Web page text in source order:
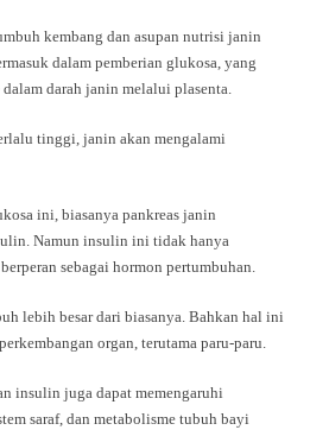
kembang dan asupan nutrisi janin
dalam pemberian glukosa, yang
darah janin melalui plasenta.
tinggi, janin akan mengalami
ini, biasanya pankreas janin
Namun insulin ini tidak hanya
sebagai hormon pertumbuhan.
lebih besar dari biasanya. Bahkan hal ini
organ, terutama paru-paru.
insulin juga dapat memengaruhi
saraf, dan metabolisme tubuh bayi